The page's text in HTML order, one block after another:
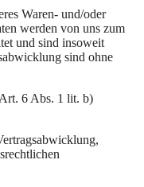
Waren- und/oder
werden von uns zum
und sind insoweit
sind ohne
6 Abs. 1 lit. b)